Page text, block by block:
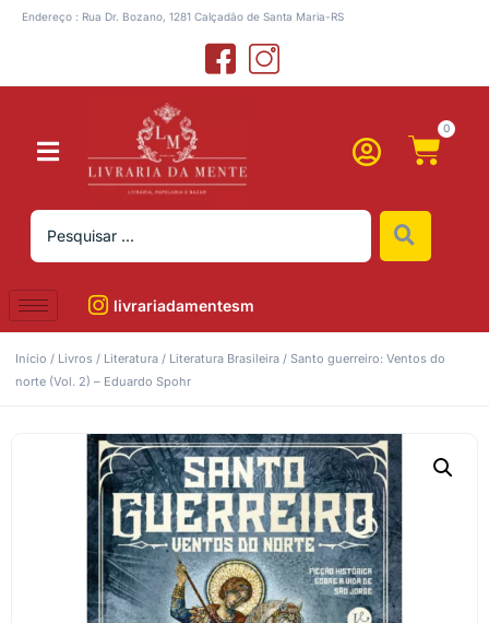
Endereço : Rua Dr. Bozano, 1281 Calçadão de Santa Maria-RS
0
livrariadamentesm
Início / Livros / Literatura / Literatura Brasileira / Santo guerreiro: Ventos do
norte (Vol. 2) – Eduardo Spohr